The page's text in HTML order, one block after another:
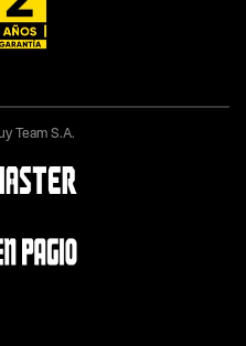
Team S.A.